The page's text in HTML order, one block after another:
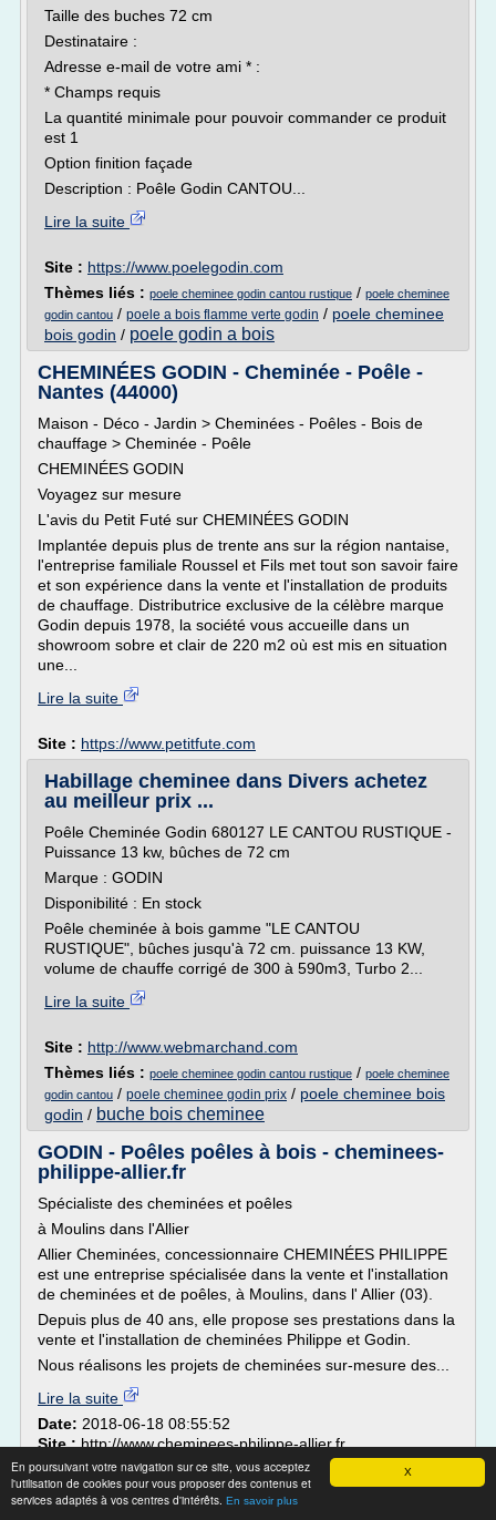
X
En poursuivant votre navigation sur ce site, vous acceptez
l'utilisation de cookies pour vous proposer des contenus et
services adaptés à vos centres d'intérêts. En savoir plus
Taille des buches 72 cm
Destinataire :
Adresse e-mail de votre ami * :
* Champs requis
La quantité minimale pour pouvoir commander ce produit
est 1
Option finition façade
Description : Poêle Godin CANTOU...
Lire la suite
Site : https://www.poelegodin.com
Thèmes liés : poele cheminee godin cantou rustique / poele cheminee
godin cantou / poele a bois flamme verte godin / poele cheminee
bois godin / poele godin a bois
CHEMINÉES GODIN - Cheminée - Poêle -
Nantes (44000)
Maison - Déco - Jardin > Cheminées - Poêles - Bois de
chauffage > Cheminée - Poêle
CHEMINÉES GODIN
Voyagez sur mesure
L'avis du Petit Futé sur CHEMINÉES GODIN
Implantée depuis plus de trente ans sur la région nantaise,
l'entreprise familiale Roussel et Fils met tout son savoir faire
et son expérience dans la vente et l'installation de produits
de chauffage. Distributrice exclusive de la célèbre marque
Godin depuis 1978, la société vous accueille dans un
showroom sobre et clair de 220 m2 où est mis en situation
une...
Lire la suite
Site : https://www.petitfute.com
Habillage cheminee dans Divers achetez
au meilleur prix ...
Poêle Cheminée Godin 680127 LE CANTOU RUSTIQUE -
Puissance 13 kw, bûches de 72 cm
Marque : GODIN
Disponibilité : En stock
Poêle cheminée à bois gamme "LE CANTOU
RUSTIQUE", bûches jusqu'à 72 cm. puissance 13 KW,
volume de chauffe corrigé de 300 à 590m3, Turbo 2...
Lire la suite
Site : http://www.webmarchand.com
Thèmes liés : poele cheminee godin cantou rustique / poele cheminee
godin cantou / poele cheminee godin prix / poele cheminee bois
godin / buche bois cheminee
GODIN - Poêles poêles à bois - cheminees-
philippe-allier.fr
Spécialiste des cheminées et poêles
à Moulins dans l'Allier
Allier Cheminées, concessionnaire CHEMINÉES PHILIPPE
est une entreprise spécialisée dans la vente et l'installation
de cheminées et de poêles, à Moulins, dans l' Allier (03).
Depuis plus de 40 ans, elle propose ses prestations dans la
vente et l'installation de cheminées Philippe et Godin.
Nous réalisons les projets de cheminées sur-mesure des...
Lire la suite
Date: 2018-06-18 08:55:52
Site :http://www.cheminees-philippe-allier.fr
Thèmes liés :cheminee poele a bois philippe
poele
cheminee bois godin/installer un poele a bois sans
cheminee